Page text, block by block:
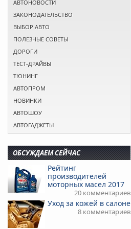
АВТОНОВОСТИ
ЗАКОНОДАТЕЛЬСТВО
ВЫБОР АВТО
ПОЛЕЗНЫЕ СОВЕТЫ
ДОРОГИ
ТЕСТ-ДРАЙВЫ
ТЮНИНГ
АВТОПРОМ
НОВИНКИ
АВТОШОУ
АВТОГАДЖЕТЫ
ОБСУЖДАЕМ СЕЙЧАС
Рейтинг
производителей
моторных масел 2017
20 комментариев
Уход за кожей в салоне
8 комментариев